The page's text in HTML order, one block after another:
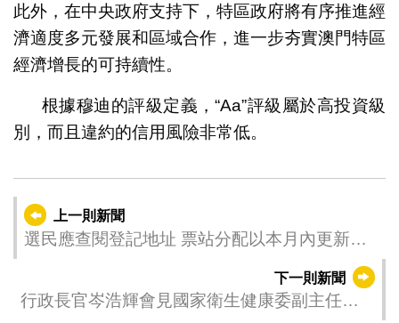
此外，在中央政府支持下，特區政府將有序推進經
濟適度多元發展和區域合作，進一步夯實澳門特區
經濟增長的可持續性。
根據穆迪的評級定義，“Aa”評級屬於高投資級
別，而且違約的信用風險非常低。
上一則新聞
選民應查閱登記地址 票站分配以本月內更新為
下一則新聞
行政長官岑浩輝會見國家衛生健康委副主任曹